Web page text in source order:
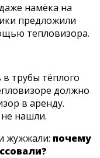
намёка на
предложили
тепловизора.
трубы тёплого
должно
в аренду.
нашли.
жужжали: почему